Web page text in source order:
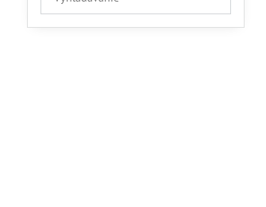
výsledky
filtra